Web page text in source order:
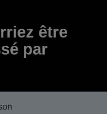
être
par